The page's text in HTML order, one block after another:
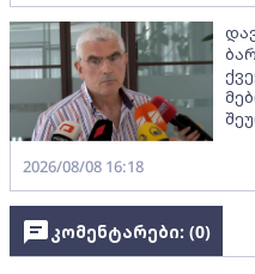
2026/08/08 16:18
კომენტარები: (0)